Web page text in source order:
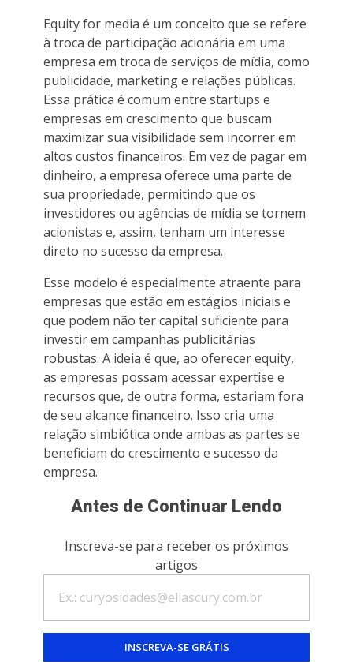
Equity for media é um conceito que se refere
à troca de participação acionária em uma
empresa em troca de serviços de mídia, como
publicidade, marketing e relações públicas.
Essa prática é comum entre startups e
empresas em crescimento que buscam
maximizar sua visibilidade sem incorrer em
altos custos financeiros. Em vez de pagar em
dinheiro, a empresa oferece uma parte de
sua propriedade, permitindo que os
investidores ou agências de mídia se tornem
acionistas e, assim, tenham um interesse
direto no sucesso da empresa.
Esse modelo é especialmente atraente para
empresas que estão em estágios iniciais e
que podem não ter capital suficiente para
investir em campanhas publicitárias
robustas. A ideia é que, ao oferecer equity,
as empresas possam acessar expertise e
recursos que, de outra forma, estariam fora
de seu alcance financeiro. Isso cria uma
relação simbiótica onde ambas as partes se
beneficiam do crescimento e sucesso da
empresa.
Antes de Continuar Lendo
Inscreva-se para receber os próximos
artigos